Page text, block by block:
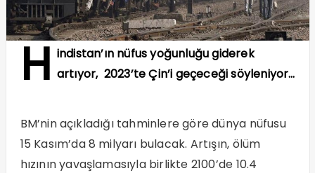
H indistan’ın nüfus yoğunluğu giderek
artıyor, 2023’te Çin’i geçeceği söyleniyor…
BM’nin açıkladığı tahminlere göre dünya nüfusu
15 Kasım’da 8 milyarı bulacak. Artışın, ölüm
hızının yavaşlamasıyla birlikte 2100’de 10.4